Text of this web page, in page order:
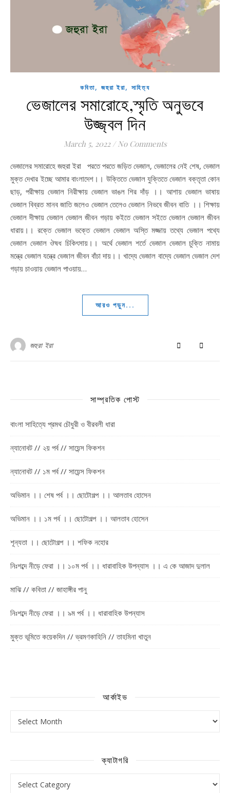
কবিতা, জহুরা ইরা, সাহিত্য
ভেজালের সমারোহে,স্মৃতি অনুভবে
উজ্জ্বল দিন
March 5, 2022 / No Comments
ভেজালের সমারোহে জহুরা ইরা পরতে পরতে জড়িত ভেজাল, ভেজালের নেই শেষ, ভেজাল
মুক্ত দেখার ইচ্ছে আমার বাংলাদেশ।। উক্তিতে ভেজাল যুক্তিতে ভেজাল বক্তৃতা কোন
ছাড়, পরীক্ষায় ভেজাল নিরীক্ষায় ভেজাল ভাঙল শির দাঁড় ।। আশায় ভেজাল ভাষায়
ভেজাল বিব্রত মানব জাতি জলেও ভেজাল তেলেও ভেজাল নিভবে জীবন বাতি ।। শিক্ষায়
ভেজাল দীক্ষায় ভেজাল ভেজাল জীবন গড়ায় কইতে ভেজাল সইতে ভেজাল ভেজাল জীবন
ধারায়।। রক্তে ভেজাল ভক্তে ভেজাল ভেজাল অস্তি মজ্জায় তথ্যে ভেজাল পথ্যে
ভেজাল ভেজাল ঔষধ চিকিৎসায়।। অর্থে ভেজাল শর্তে ভেজাল ভেজাল চুক্তি নামায়
মন্ত্রে ভেজাল যন্ত্রে ভেজাল জীবন বাঁচা দায়।। খাদ্যে ভেজাল বাদ্যে ভেজাল ভেজাল দেশ
গড়ায় চাওয়ায় ভেজাল পাওয়ায়…
আরও পড়ুন...
জহুরা ইরা
সাম্প্রতিক পোস্ট
বাংলা সাহিত্যে প্রমথ চৌধুরী ও বীরবলী ধারা
ন্যানোবট // ২য় পর্ব // সায়েন্স ফিকশন
ন্যানোবট // ১ম পর্ব // সায়েন্স ফিকশন
অভিমান ।। শেষ পর্ব ।। ছোটোগল্প ।। আলতাব হোসেন
অভিমান ।। ১ম পর্ব ।। ছোটোগল্প ।। আলতাব হোসেন
শূন্যতা ।। ছোটোগল্প ।। শফিক নহোর
নিঃশব্দে নীড়ে ফেরা ।। ১০ম পর্ব ।। ধারাবাহিক উপন্যাস ।। এ কে আজাদ দুলাল
মাঝি // কবিতা // জাহাঙ্গীর পানু
নিঃশব্দে নীড়ে ফেরা ।। ৯ম পর্ব ।। ধারাবাহিক উপন্যাস
মুক্ত ভূমিতে কয়েকদিন // ভ্রমণকাহিনি // তাহমিনা খাতুন
আর্কাইভ
ক্যাটাগরি